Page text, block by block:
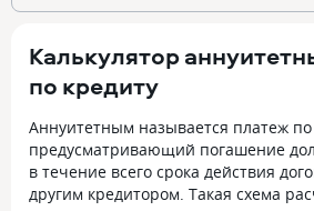
Калькулятор
по кредиту
Аннуитетным называется платеж по
предусматривающий погашение
в течение всего срока действия
другим кредитором. Такая схема